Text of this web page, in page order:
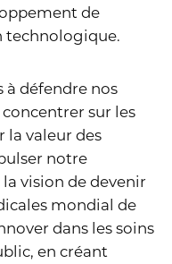
de
technologique.
à défendre nos
sur les
la valeur des
notre
vision de devenir
mondial de
dans les soins
en créant